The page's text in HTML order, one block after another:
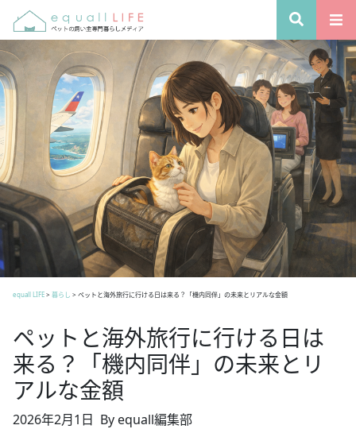
equall LIFE> 暮らし > ペットと海外旅行に行ける日は来る？「機内同伴」の未来とリアルな金額
ペットと海外旅行に行ける日は
来る？「機内同伴」の未来とリ
アルな金額
2026年2月1日 By equall編集部